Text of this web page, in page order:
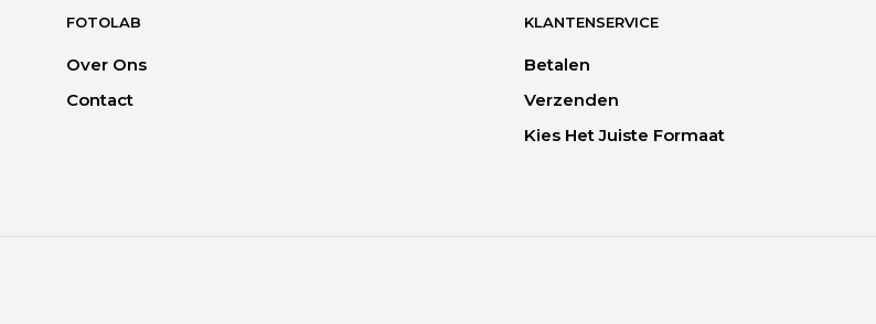
FOTOLAB
Over Ons
Contact
KLANTENSERVICE
Betalen
Verzenden
Kies Het Juiste Formaat